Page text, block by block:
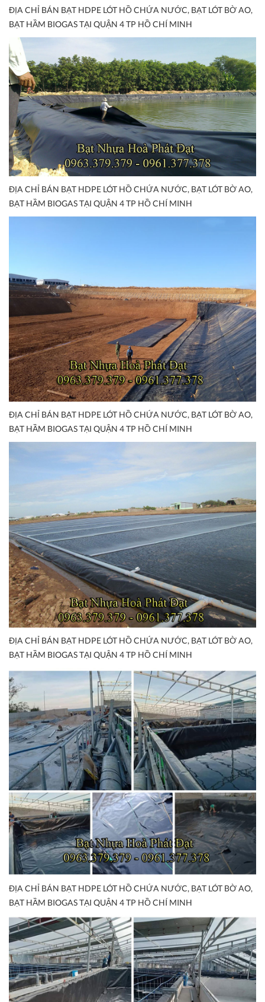
ĐỊA CHỈ BÁN BẠT HDPE LÓT HỒ CHỨA NƯỚC, BẠT LÓT BỜ AO,
BẠT HẦM BIOGAS TẠI QUẬN 4 TP HỒ CHÍ MINH
ĐỊA CHỈ BÁN BẠT HDPE LÓT HỒ CHỨA NƯỚC, BẠT LÓT BỜ AO,
BẠT HẦM BIOGAS TẠI QUẬN 4 TP HỒ CHÍ MINH
ĐỊA CHỈ BÁN BẠT HDPE LÓT HỒ CHỨA NƯỚC, BẠT LÓT BỜ AO,
BẠT HẦM BIOGAS TẠI QUẬN 4 TP HỒ CHÍ MINH
ĐỊA CHỈ BÁN BẠT HDPE LÓT HỒ CHỨA NƯỚC, BẠT LÓT BỜ AO,
BẠT HẦM BIOGAS TẠI QUẬN 4 TP HỒ CHÍ MINH
ĐỊA CHỈ BÁN BẠT HDPE LÓT HỒ CHỨA NƯỚC, BẠT LÓT BỜ AO,
BẠT HẦM BIOGAS TẠI QUẬN 4 TP HỒ CHÍ MINH